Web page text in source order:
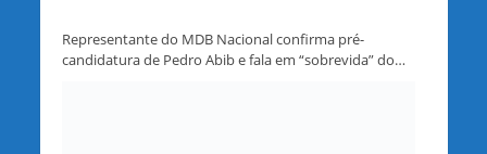
Representante do MDB Nacional confirma pré-
candidatura de Pedro Abib e fala em “sobrevida” do